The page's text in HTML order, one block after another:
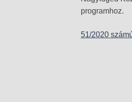
programhoz.
51/2020